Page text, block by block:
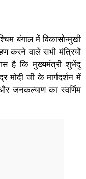
बंगाल में विकासोन्मुखी
करने वाले सभी मंत्रियों
है कि मुख्यमंत्री शुभेंदु
मोदी जी के मार्गदर्शन में
जनकल्याण का स्वर्णिम